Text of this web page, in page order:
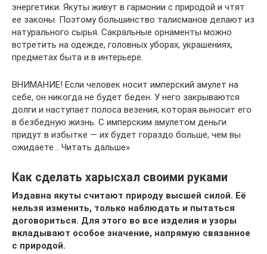
энергетики. Якуты живут в гармонии с природой и чтят
ее законы. Поэтому большинство талисманов делают из
натурального сырья. Сакральные орнаменты можно
встретить на одежде, головных уборах, украшениях,
предметах быта и в интерьере.
ВНИМАНИЕ! Если человек носит имперский амулет на
себе, он никогда не будет беден. У него закрываются
долги и наступает полоса везения, которая выносит его
в безбедную жизнь. С имперским амулетом деньги
придут в избытке — их будет гораздо больше, чем вы
ожидаете… Читать дальше»
Как сделать харысхал своими руками
Издавна якуты считают природу высшей силой. Её
нельзя изменить, только наблюдать и пытаться
договориться. Для этого во все изделия и узоры
вкладывают особое значение, напрямую связанное
с природой.